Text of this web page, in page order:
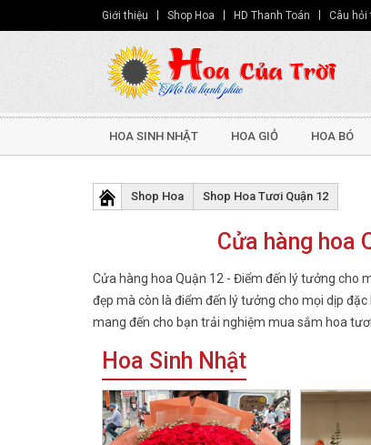
Giới thiệu Shop Hoa HD Thanh Toán Câu hỏi
HOA SINH NHẬT HOA GIỎ HOA BÓ
Shop Hoa Shop Hoa Tươi Quận 12
Cửa hàng hoa
Cửa hàng hoa Quận 12 - Điểm đến lý tưởng cho
đẹp mà còn là điểm đến lý tưởng cho mọi dịp
mang đến cho bạn trải nghiệm mua sắm hoa
Hoa Sinh Nhật